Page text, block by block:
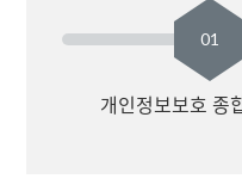
01
개인정보보호 종